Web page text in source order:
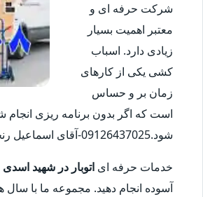
شرکت حرفه ای و
معتبر اهمیت بسیار
زیادی دارد. اسباب
کشی یکی از کارهای
زمان بر و حساس
است که اگر بدون برنامه ریزی
شود.09126437025-آقای اسماعیل رنجبر
خدمات حرفه ای اتوبار در شهید اسدی
آسوده انجام دهید. مجموعه ما با